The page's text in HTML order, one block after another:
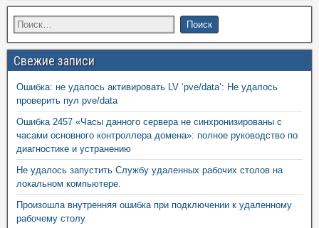
Свежие записи
Ошибка: не удалось активировать LV ‘pve/data’: Не удалось
проверить пул pve/data
Ошибка 2457 «Часы данного сервера не синхронизированы с
часами основного контроллера домена»: полное руководство по
диагностике и устранению
Не удалось запустить Службу удаленных рабочих столов на
локальном компьютере.
Произошла внутренняя ошибка при подключении к удаленному
рабочему столу